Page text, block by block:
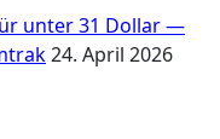
unter 31 Dollar —
24. April 2026